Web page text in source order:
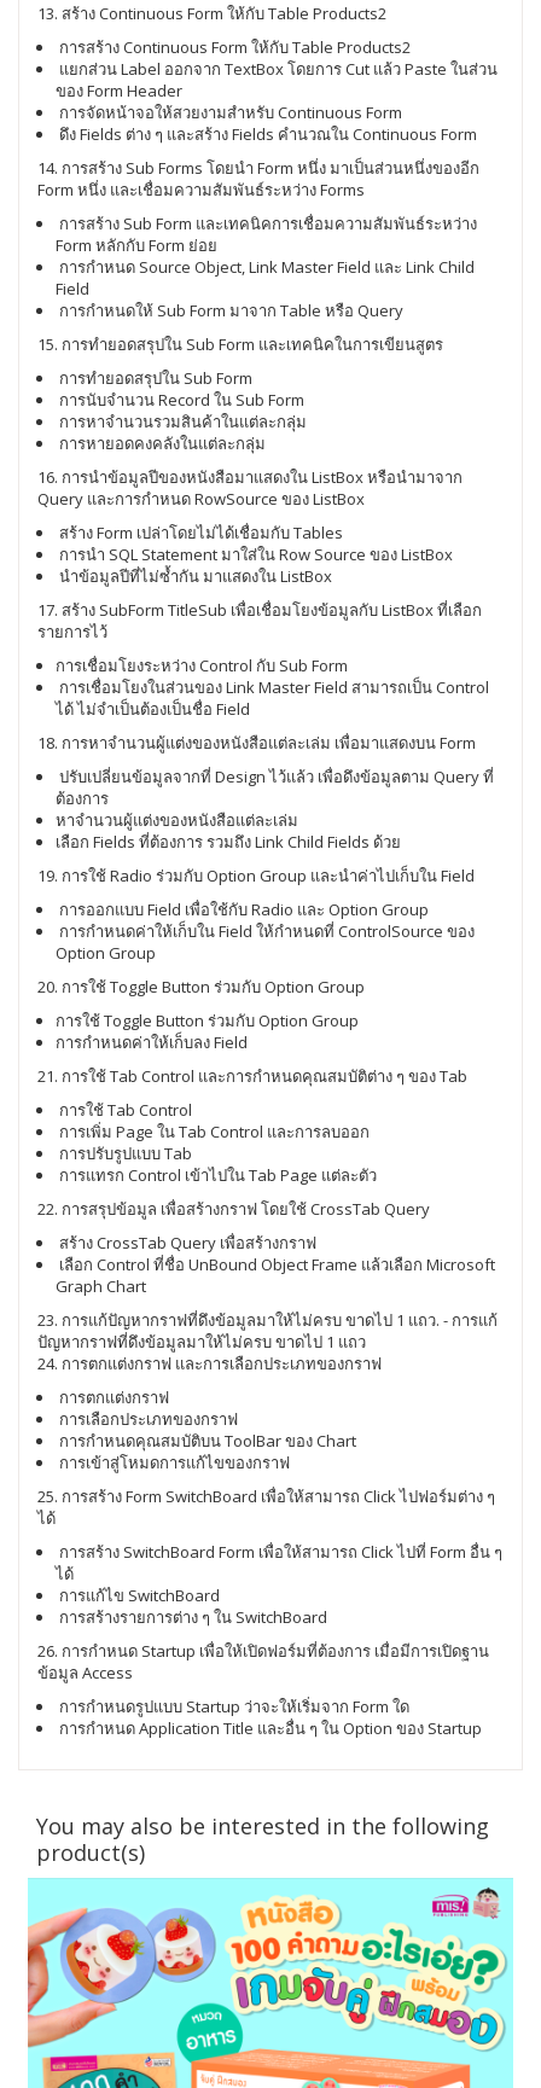
13. สร้าง Continuous Form ให้กับ Table Products2
การสร้าง Continuous Form ให้กับ Table Products2
แยกส่วน Label ออกจาก TextBox โดยการ Cut แล้ว Paste ในส่วน
ของ Form Header
การจัดหน้าจอให้สวยงามสำหรับ Continuous Form
ดึง Fields ต่าง ๆ และสร้าง Fields คำนวณใน Continuous Form
14. การสร้าง Sub Forms โดยนำ Form หนึ่ง มาเป็นส่วนหนึ่งของอีก
Form หนึ่ง และเชื่อมความสัมพันธ์ระหว่าง Forms
การสร้าง Sub Form และเทคนิคการเชื่อมความสัมพันธ์ระหว่าง
Form หลักกับ Form ย่อย
การกำหนด Source Object, Link Master Field และ Link Child
Field
การกำหนดให้ Sub Form มาจาก Table หรือ Query
15. การทำยอดสรุปใน Sub Form และเทคนิคในการเขียนสูตร
การทำยอดสรุปใน Sub Form
การนับจำนวน Record ใน Sub Form
การหาจำนวนรวมสินค้าในแต่ละกลุ่ม
การหายอดคงคลังในแต่ละกลุ่ม
16. การนำข้อมูลปีของหนังสือมาแสดงใน ListBox หรือนำมาจาก
Query และการกำหนด RowSource ของ ListBox
สร้าง Form เปล่าโดยไม่ได้เชื่อมกับ Tables
การนำ SQL Statement มาใส่ใน Row Source ของ ListBox
นำข้อมูลปีที่ไม่ซ้ำกัน มาแสดงใน ListBox
17. สร้าง SubForm TitleSub เพื่อเชื่อมโยงข้อมูลกับ ListBox ที่เลือก
รายการไว้
การเชื่อมโยงระหว่าง Control กับ Sub Form
การเชื่อมโยงในส่วนของ Link Master Field สามารถเป็น Control
ได้ ไม่จำเป็นต้องเป็นชื่อ Field
18. การหาจำนวนผู้แต่งของหนังสือแต่ละเล่ม เพื่อมาแสดงบน Form
ปรับเปลี่ยนข้อมูลจากที่ Design ไว้แล้ว เพื่อดึงข้อมูลตาม Query ที่
ต้องการ
หาจำนวนผู้แต่งของหนังสือแต่ละเล่ม
เลือก Fields ที่ต้องการ รวมถึง Link Child Fields ด้วย
19. การใช้ Radio ร่วมกับ Option Group และนำค่าไปเก็บใน Field
การออกแบบ Field เพื่อใช้กับ Radio และ Option Group
การกำหนดค่าให้เก็บใน Field ให้กำหนดที่ ControlSource ของ
Option Group
20. การใช้ Toggle Button ร่วมกับ Option Group
การใช้ Toggle Button ร่วมกับ Option Group
การกำหนดค่าให้เก็บลง Field
21. การใช้ Tab Control และการกำหนดคุณสมบัติต่าง ๆ ของ Tab
การใช้ Tab Control
การเพิ่ม Page ใน Tab Control และการลบออก
การปรับรูปแบบ Tab
การแทรก Control เข้าไปใน Tab Page แต่ละตัว
22. การสรุปข้อมูล เพื่อสร้างกราฟ โดยใช้ CrossTab Query
สร้าง CrossTab Query เพื่อสร้างกราฟ
เลือก Control ที่ชื่อ UnBound Object Frame แล้วเลือก Microsoft
Graph Chart
23. การแก้ปัญหากราฟที่ดึงข้อมูลมาให้ไม่ครบ ขาดไป 1 แถว. - การแก้
ปัญหากราฟที่ดึงข้อมูลมาให้ไม่ครบ ขาดไป 1 แถว
24. การตกแต่งกราฟ และการเลือกประเภทของกราฟ
การตกแต่งกราฟ
การเลือกประเภทของกราฟ
การกำหนดคุณสมบัติบน ToolBar ของ Chart
การเข้าสู่โหมดการแก้ไขของกราฟ
25. การสร้าง Form SwitchBoard เพื่อให้สามารถ Click ไปฟอร์มต่าง ๆ
ได้
การสร้าง SwitchBoard Form เพื่อให้สามารถ Click ไปที่ Form อื่น ๆ
ได้
การแก้ไข SwitchBoard
การสร้างรายการต่าง ๆ ใน SwitchBoard
26. การกำหนด Startup เพื่อให้เปิดฟอร์มที่ต้องการ เมื่อมีการเปิดฐาน
ข้อมูล Access
การกำหนดรูปแบบ Startup ว่าจะให้เริ่มจาก Form ใด
การกำหนด Application Title และอื่น ๆ ใน Option ของ Startup
You may also be interested in the following
product(s)